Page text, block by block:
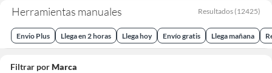
Herramientas manuales Resultados (12425)
Envio Plus Llega en 2 horas Llega hoy Envío gratis Llega mañana
Filtrar porMarca